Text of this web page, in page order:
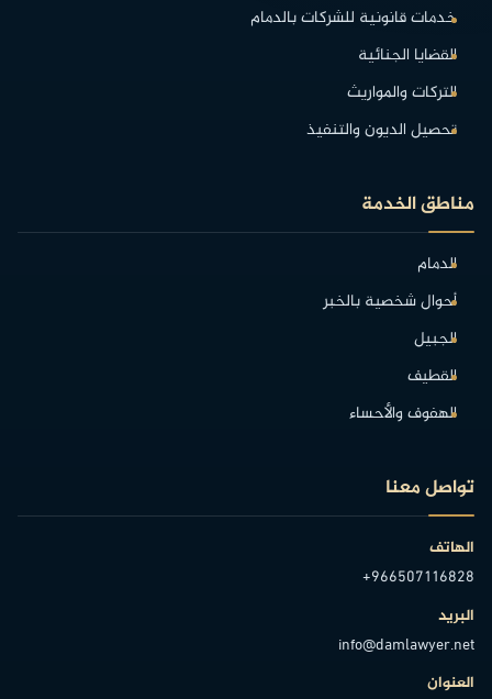
خدمات قانونية للشركات بالدمام
القضايا الجنائية
التركات والمواريث
تحصيل الديون والتنفيذ
مناطق الخدمة
الدمام
أحوال شخصية بالخبر
الجبيل
القطيف
الهفوف والأحساء
تواصل معنا
الهاتف
+966507116828
البريد
info@damlawyer.net
العنوان